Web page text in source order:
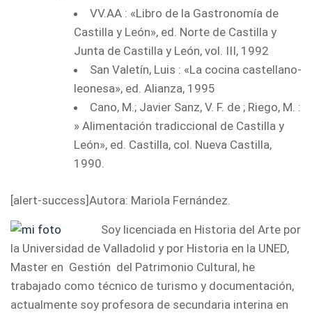
VV.AA : «Libro de la Gastronomía de
Castilla y León», ed. Norte de Castilla y
Junta de Castilla y León, vol. III, 1992
San Valetín, Luis : «La cocina castellano-
leonesa», ed. Alianza, 1995
Cano, M.; Javier Sanz, V. F. de ; Riego, M. :
» Alimentación tradiccional de Castilla y
León», ed. Castilla, col. Nueva Castilla,
1990.
[alert-success]Autora: Mariola Fernández.
Soy licenciada en Historia del Arte por
la Universidad de Valladolid y por Historia en la UNED,
Master en Gestión del Patrimonio Cultural, he
trabajado como técnico de turismo y documentación,
actualmente soy profesora de secundaria interina en